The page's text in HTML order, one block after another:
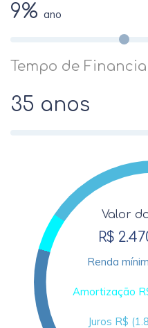
9% ano
Tempo de
35 anos
Valor
R$
Renda
Amortização
Juros R$